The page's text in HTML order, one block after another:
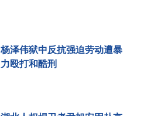
杨泽伟狱中反抗强迫劳动遭暴
力殴打和酷刑